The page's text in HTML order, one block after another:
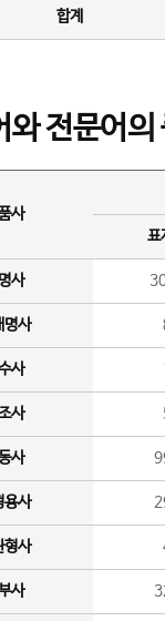
합계
와 전문어의
사
표
명사
명사
사
사
사
용사
형사
사